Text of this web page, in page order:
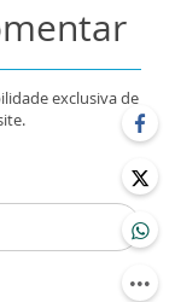
exclusiva de